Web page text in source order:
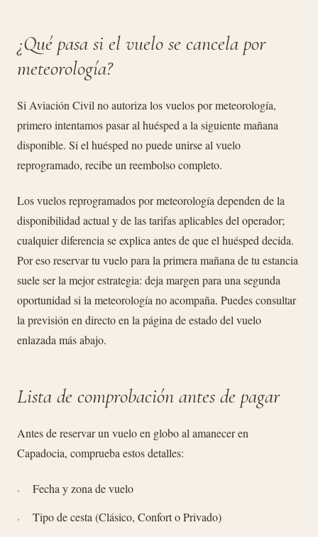
¿Qué pasa si el vuelo se cancela por
meteorología?
Si Aviación Civil no autoriza los vuelos por meteorología,
primero intentamos pasar al huésped a la siguiente mañana
disponible. Si el huésped no puede unirse al vuelo
reprogramado, recibe un reembolso completo.
Los vuelos reprogramados por meteorología dependen de la
disponibilidad actual y de las tarifas aplicables del operador;
cualquier diferencia se explica antes de que el huésped decida.
Por eso reservar tu vuelo para la primera mañana de tu estancia
suele ser la mejor estrategia: deja margen para una segunda
oportunidad si la meteorología no acompaña. Puedes consultar
la previsión en directo en la página de estado del vuelo
enlazada más abajo.
Lista de comprobación antes de pagar
Antes de reservar un vuelo en globo al amanecer en
Capadocia, comprueba estos detalles:
Fecha y zona de vuelo
Tipo de cesta (Clásico, Confort o Privado)